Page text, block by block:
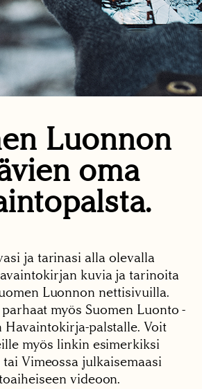
Luonnon
oma
ja tarinasi alla olevalla
kuvia ja tarinoita
Luonnon nettisivuilla.
myös Suomen Luonto -
palstalle. Voit
myös linkin esimerkiksi
Vimeossa julkaisemaasi
videoon.